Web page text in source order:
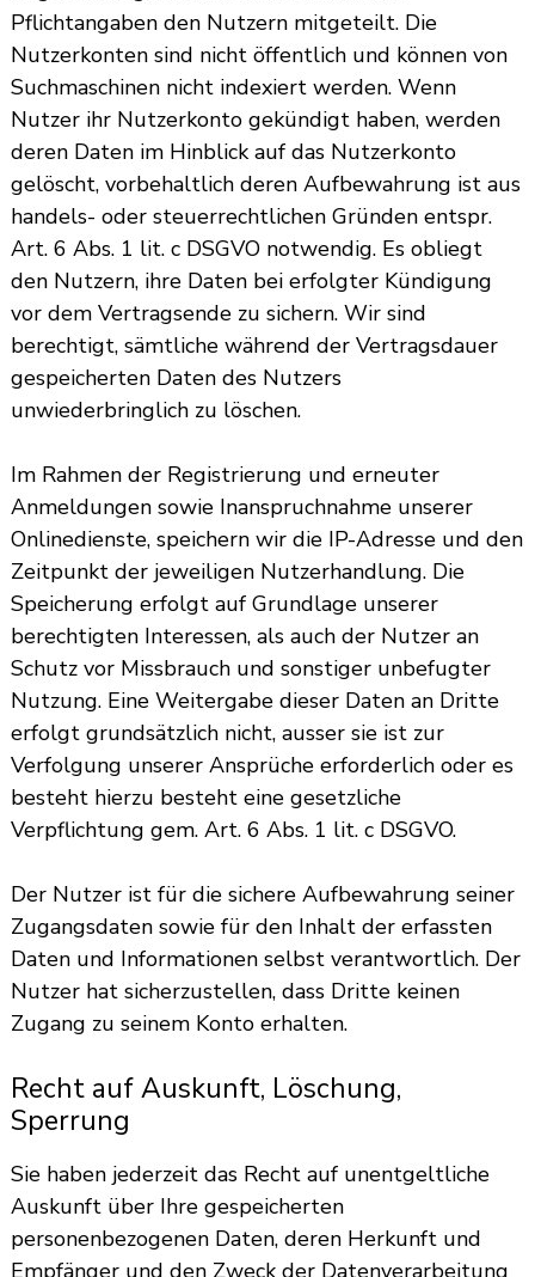
Pflichtangaben den Nutzern mitgeteilt. Die
Nutzerkonten sind nicht öffentlich und können von
Suchmaschinen nicht indexiert werden. Wenn
Nutzer ihr Nutzerkonto gekündigt haben, werden
deren Daten im Hinblick auf das Nutzerkonto
gelöscht, vorbehaltlich deren Aufbewahrung ist aus
handels- oder steuerrechtlichen Gründen entspr.
Art. 6 Abs. 1 lit. c DSGVO notwendig. Es obliegt
den Nutzern, ihre Daten bei erfolgter Kündigung
vor dem Vertragsende zu sichern. Wir sind
berechtigt, sämtliche während der Vertragsdauer
gespeicherten Daten des Nutzers
unwiederbringlich zu löschen.
Im Rahmen der Registrierung und erneuter
Anmeldungen sowie Inanspruchnahme unserer
Onlinedienste, speichern wir die IP-Adresse und den
Zeitpunkt der jeweiligen Nutzerhandlung. Die
Speicherung erfolgt auf Grundlage unserer
berechtigten Interessen, als auch der Nutzer an
Schutz vor Missbrauch und sonstiger unbefugter
Nutzung. Eine Weitergabe dieser Daten an Dritte
erfolgt grundsätzlich nicht, ausser sie ist zur
Verfolgung unserer Ansprüche erforderlich oder es
besteht hierzu besteht eine gesetzliche
Verpflichtung gem. Art. 6 Abs. 1 lit. c DSGVO.
Der Nutzer ist für die sichere Aufbewahrung seiner
Zugangsdaten sowie für den Inhalt der erfassten
Daten und Informationen selbst verantwortlich. Der
Nutzer hat sicherzustellen, dass Dritte keinen
Zugang zu seinem Konto erhalten.
Recht auf Auskunft, Löschung,
Sperrung
Sie haben jederzeit das Recht auf unentgeltliche
Auskunft über Ihre gespeicherten
personenbezogenen Daten, deren Herkunft und
Empfänger und den Zweck der Datenverarbeitung